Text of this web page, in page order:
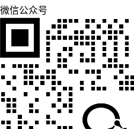
微信公众号